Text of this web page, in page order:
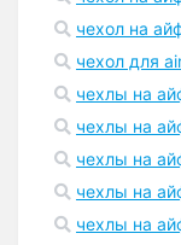
чехол на
чехол для
чехлы на
чехлы на
чехлы на
чехлы на
чехлы на